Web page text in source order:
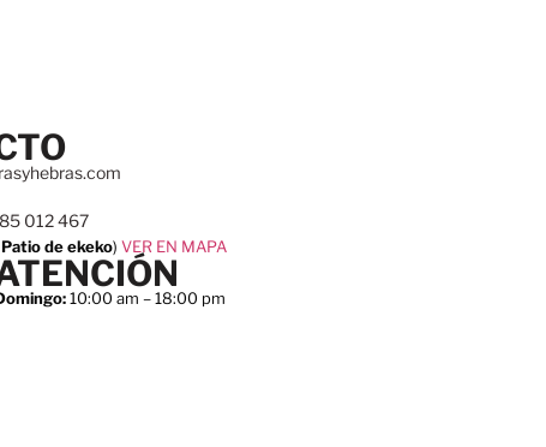
012 467
de ekeko)VER EN MAPA
10:00 am – 18:00 pm